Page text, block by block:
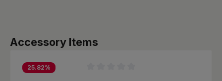
Produktgalerie überspringen
Accessory Items
25.82%